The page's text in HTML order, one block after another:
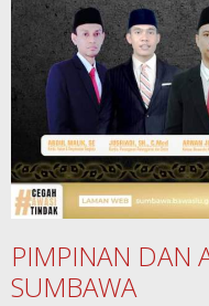
PIMPINAN DAN
SUMBAWA